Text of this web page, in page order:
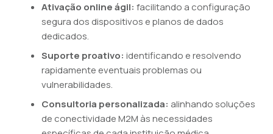
Ativação online ágil: facilitando a configuração
segura dos dispositivos e planos de dados
dedicados.
Suporte proativo: identificando e resolvendo
rapidamente eventuais problemas ou
vulnerabilidades.
Consultoria personalizada: alinhando soluções
de conectividade M2M às necessidades